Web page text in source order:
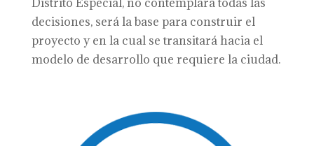
decisiones, será la base para construir el
proyecto y en la cual se transitará hacia el
modelo de desarrollo que requiere la ciudad.